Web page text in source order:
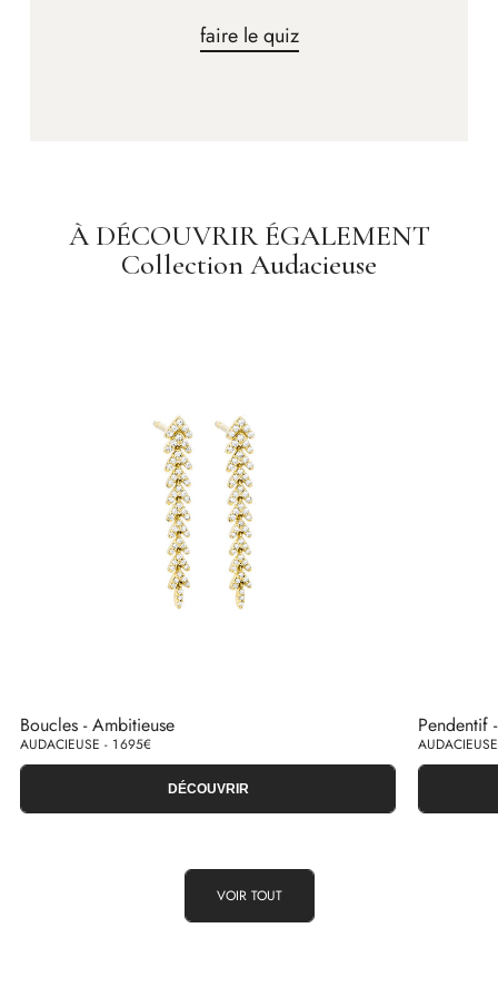
faire le quiz
À DÉCOUVRIR ÉGALEMENT
Collection Audacieuse
Boucles - Ambitieuse
AUDACIEUSE - 1 695€
DÉCOUVRIR
Pendentif
VOIR TOUT